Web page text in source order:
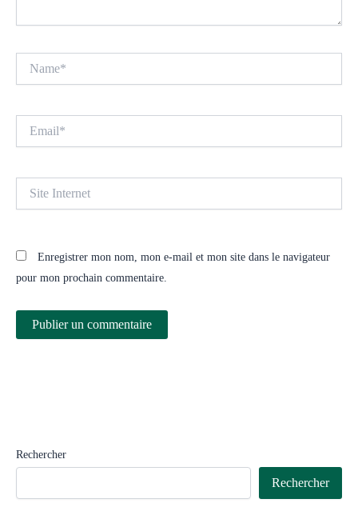
Internet
Enregistrer mon nom, mon e-mail et mon site dans le navigateur
pour mon prochain commentaire.
Rechercher
Rechercher